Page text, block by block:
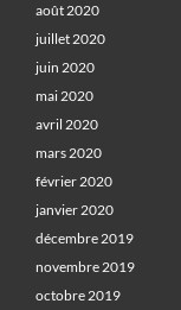
août 2020
juillet 2020
juin 2020
mai 2020
avril 2020
mars 2020
février 2020
janvier 2020
décembre 2019
novembre 2019
octobre 2019